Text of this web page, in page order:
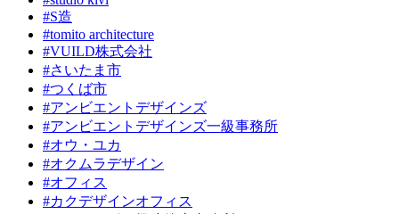
#S造
#tomito architecture
#VUILD株式会社
#さいたま市
#つくば市
#アンビエントデザインズ
#アンビエントデザインズ一級事務所
#オウ・ユカ
#オクムラデザイン
#オフィス
#カクデザインオフィス